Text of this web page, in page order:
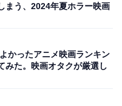
かむまでは、ターゲッ
が時に「詐欺師に近
ナリズムをむやみやた
を指摘するバランス
まう、2024年夏ホラー映画
かったアニメ映画ランキン
みた。映画オタクが厳選し